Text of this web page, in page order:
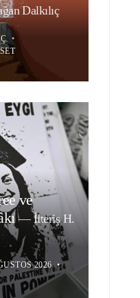
Dalkılıç
•
ve
— İlteriş H.
2026 •